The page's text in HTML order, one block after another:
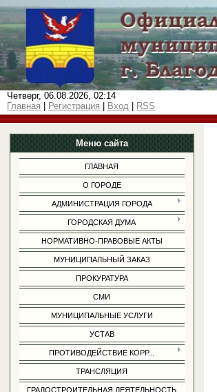
Четверг, 06.08.2026, 02:14
Главная
Регистрация Вход RSS
Меню сайта
ГЛАВНАЯ
О ГОРОДЕ
АДМИНИСТРАЦИЯ ГОРОДА
ГОРОДСКАЯ ДУМА
НОРМАТИВНО-ПРАВОВЫЕ АКТЫ
МУНИЦИПАЛЬНЫЙ ЗАКАЗ
ПРОКУРАТУРА
СМИ
МУНИЦИПАЛЬНЫЕ УСЛУГИ
УСТАВ
ПРОТИВОДЕЙСТВИЕ КОРР...
ТРАНСЛЯЦИЯ
ГРАДОСТРОИТЕЛЬНАЯ ДЕЯТЕЛЬНОСТЬ